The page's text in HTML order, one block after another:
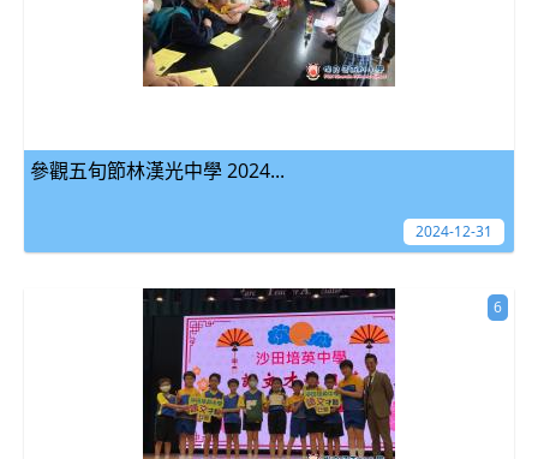
參觀五旬節林漢光中學 2024...
2024-12-31
6